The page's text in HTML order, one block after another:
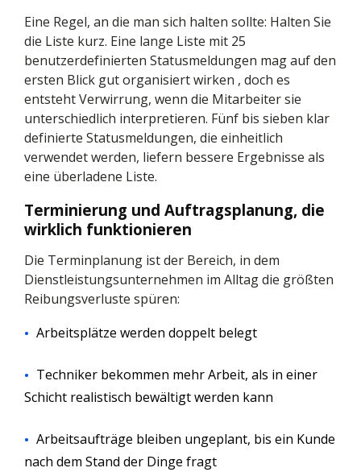
Eine Regel, an die man sich halten sollte: Halten Sie
die Liste kurz. Eine lange Liste mit 25
benutzerdefinierten Statusmeldungen mag auf den
ersten Blick gut organisiert wirken , doch es
entsteht Verwirrung, wenn die Mitarbeiter sie
unterschiedlich interpretieren. Fünf bis sieben klar
definierte Statusmeldungen, die einheitlich
verwendet werden, liefern bessere Ergebnisse als
eine überladene Liste.
Terminierung und Auftragsplanung, die
wirklich funktionieren
Die Terminplanung ist der Bereich, in dem
Dienstleistungsunternehmen im Alltag die größten
Reibungsverluste spüren:
Arbeitsplätze werden doppelt belegt
Techniker bekommen mehr Arbeit, als in einer
Schicht realistisch bewältigt werden kann
Arbeitsaufträge bleiben ungeplant, bis ein Kunde
nach dem Stand der Dinge fragt